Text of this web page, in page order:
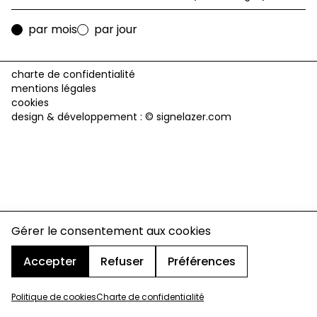
Gérer le consentement aux cookies
Accepter
Refuser Préférences
Politique de cookiesCharte de confidentialité
par mois par jour
charte de confidentialité
mentions légales
cookies
design & développement : © signelazer.com